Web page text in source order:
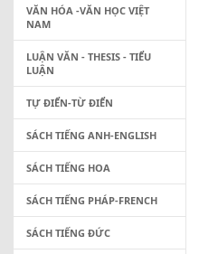
VĂN HÓA -VĂN HỌC VIỆT
NAM
LUẬN VĂN - THESIS - TIỂU
LUẬN
TỰ ĐIỂN-TỪ ĐIỂN
SÁCH TIẾNG ANH-ENGLISH
SÁCH TIẾNG HOA
SÁCH TIẾNG PHÁP-FRENCH
SÁCH TIẾNG ĐỨC